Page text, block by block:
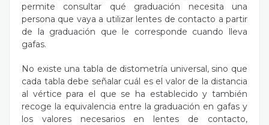
permite consultar qué graduación necesita una
persona que vaya a utilizar lentes de contacto a partir
de la graduación que le corresponde cuando lleva
gafas.
No existe una tabla de distometría universal, sino que
cada tabla debe señalar cuál es el valor de la distancia
al vértice para el que se ha establecido y también
recoge la equivalencia entre la graduación en gafas y
los valores necesarios en lentes de contacto,